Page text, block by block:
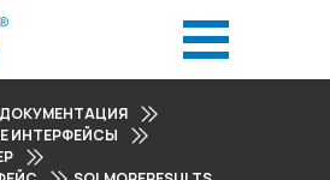
ДОКУМЕНТАЦИЯ
ИНТЕРФЕЙСЫ